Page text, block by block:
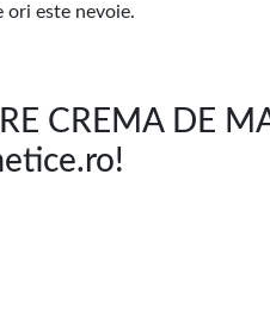
ori este nevoie.
CREMA DE